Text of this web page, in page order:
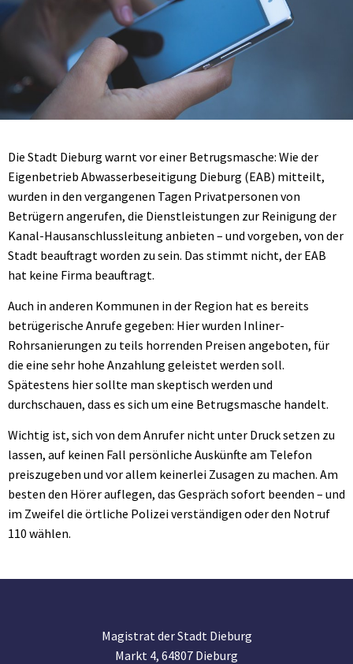
Die Stadt Dieburg warnt vor einer Betrugsmasche: Wie der
Eigenbetrieb Abwasserbeseitigung Dieburg (EAB) mitteilt,
wurden in den vergangenen Tagen Privatpersonen von
Betrügern angerufen, die Dienstleistungen zur Reinigung der
Kanal-Hausanschlussleitung anbieten – und vorgeben, von der
Stadt beauftragt worden zu sein. Das stimmt nicht, der EAB
hat keine Firma beauftragt.
Auch in anderen Kommunen in der Region hat es bereits
betrügerische Anrufe gegeben: Hier wurden Inliner-
Rohrsanierungen zu teils horrenden Preisen angeboten, für
die eine sehr hohe Anzahlung geleistet werden soll.
Spätestens hier sollte man skeptisch werden und
durchschauen, dass es sich um eine Betrugsmasche handelt.
Wichtig ist, sich von dem Anrufer nicht unter Druck setzen zu
lassen, auf keinen Fall persönliche Auskünfte am Telefon
preiszugeben und vor allem keinerlei Zusagen zu machen. Am
besten den Hörer auflegen, das Gespräch sofort beenden – und
im Zweifel die örtliche Polizei verständigen oder den Notruf
110 wählen.
Magistrat der Stadt Dieburg
Markt 4, 64807 Dieburg